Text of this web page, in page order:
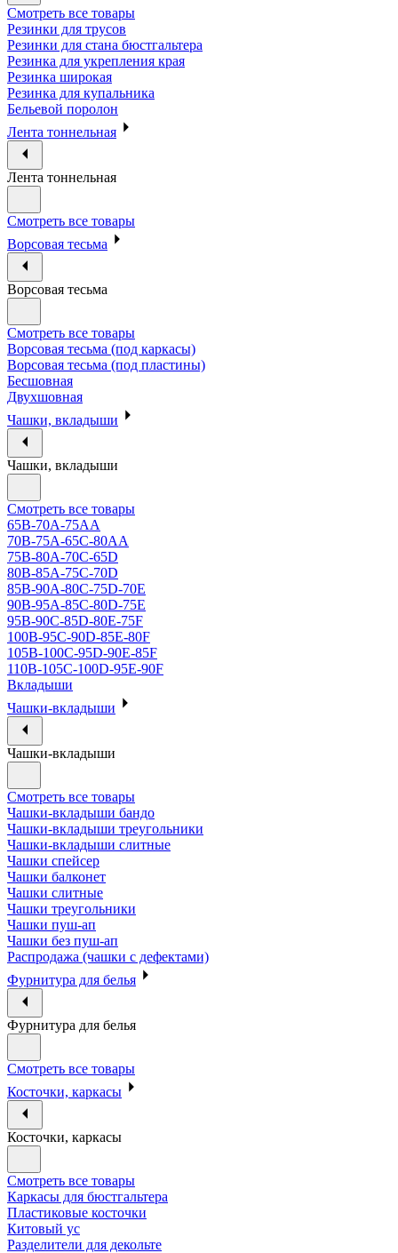
Смотреть все товары
Резинки для трусов
Резинки для стана бюстгальтера
Резинка для укрепления края
Резинка широкая
Резинка для купальника
Бельевой поролон
Лента тоннельная
Лента тоннельная
Смотреть все товары
Ворсовая тесьма
Ворсовая тесьма
Смотреть все товары
Ворсовая тесьма (под каркасы)
Ворсовая тесьма (под пластины)
Бесшовная
Двухшовная
Чашки, вкладыши
Чашки, вкладыши
Смотреть все товары
65B-70A-75АА
70В-75А-65С-80АА
75В-80А-70С-65D
80В-85А-75С-70D
85В-90А-80С-75D-70E
90B-95A-85C-80D-75E
95B-90C-85D-80E-75F
100B-95C-90D-85E-80F
105B-100C-95D-90E-85F
110B-105C-100D-95E-90F
Вкладыши
Чашки-вкладыши
Чашки-вкладыши
Смотреть все товары
Чашки-вкладыши бандо
Чашки-вкладыши треугольники
Чашки-вкладыши слитные
Чашки спейсер
Чашки балконет
Чашки слитные
Чашки треугольники
Чашки пуш-ап
Чашки без пуш-ап
Распродажа (чашки с дефектами)
Фурнитура для белья
Фурнитура для белья
Смотреть все товары
Косточки, каркасы
Косточки, каркасы
Смотреть все товары
Каркасы для бюстгальтера
Пластиковые косточки
Китовый ус
Разделители для декольте